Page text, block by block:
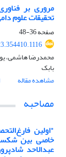
مروری بر
تحقیقات علوم
صفحه36-48
محمدرضا هاشمی،
بابک
مشاهده مقاله
مصاحبه
"اولین
خاصی بین
عبدالاحد